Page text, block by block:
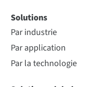
Solutions
Par industrie
Par application
Par la technologie